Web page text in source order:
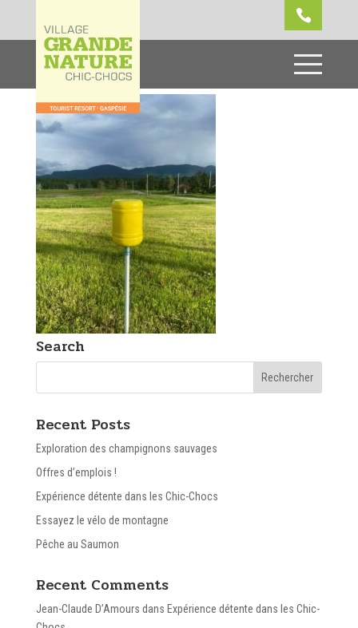
Cible 9
Search
Recent Posts
Exploration des champignons sauvages
Offres d’emplois !
Expérience détente dans les Chic-Chocs
Essayez le vélo de montagne
Pêche au Saumon
Recent Comments
Jean-Claude D’Amours dans Expérience détente dans les Chic-